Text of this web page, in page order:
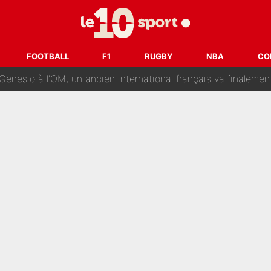
FOOTBALL F1 RUGBY NBA
: Nouveau sélectionneur des Bleus, Zinédine Zidane s’était imaginé
chroniqueur de L’EQUIPE du Soir : «Pendant un moment, je ne
à l'OM, un ancien international français va